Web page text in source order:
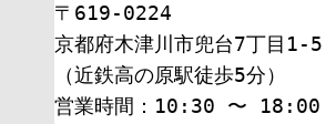
〒619-0224
京都府木津川市兜台7丁目1-5
（近鉄高の原駅徒歩5分）
営業時間：10:30 〜 18:00